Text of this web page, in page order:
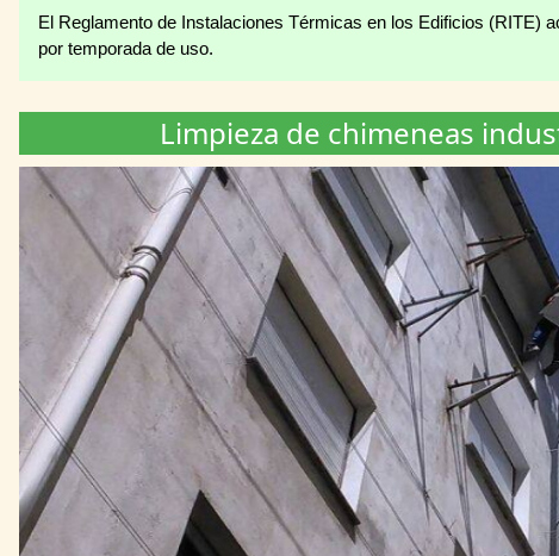
El Reglamento de Instalaciones Térmicas en los Edificios (RITE)
por temporada de uso.
Limpieza de chimeneas